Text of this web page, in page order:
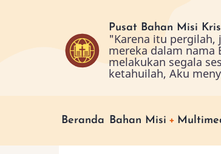
Pusat Bahan Misi
"Karena itu pergilah,
mereka dalam nama
melakukan segala
ketahuilah, Aku
Main
Beranda Bahan Misi